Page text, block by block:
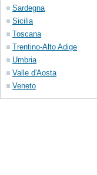
Sardegna
Sicilia
Toscana
Trentino-Alto Adige
Umbria
Valle d'Aosta
Veneto